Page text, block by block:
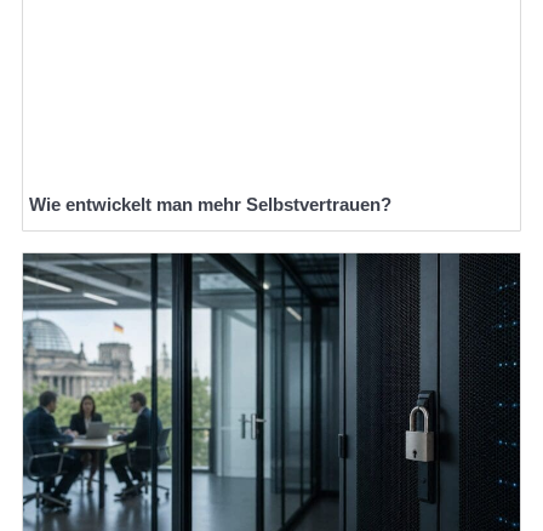
Wie entwickelt man mehr Selbstvertrauen?